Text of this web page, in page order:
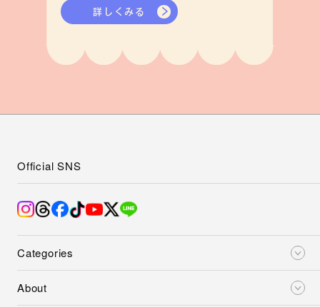
詳しくみる
Categories
About
Official SNS